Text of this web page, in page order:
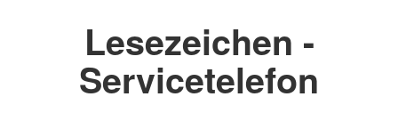
Lesezeichen -
Servicetelefon